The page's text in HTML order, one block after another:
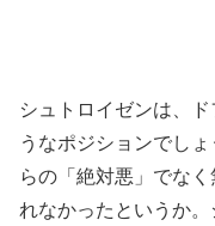
シュトロイゼンは、
うなポジションでし
らの「絶対悪」でな
れなかったというか